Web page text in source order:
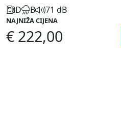
D B 71 dB
NAJNIŽA CIJENA
€ 222,00